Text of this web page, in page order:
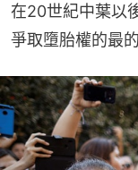
在20世紀中葉以
爭取墮胎權的最